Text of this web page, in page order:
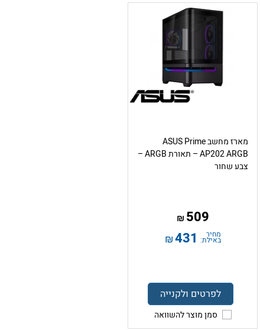
מארז מחשב ASUS Prime
AP202 ARGB – תאורת ARGB –
צבע שחור
509
₪
מחיר
באילת: 431
₪
לפרטים ולקנייה
סמן מוצר להשוואה